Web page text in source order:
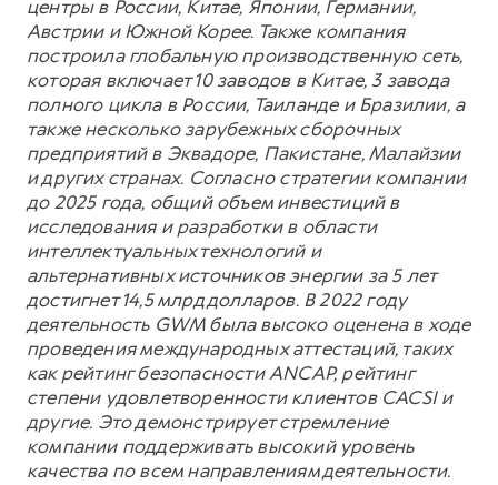
центры в России, Китае, Японии, Германии,
Австрии и Южной Корее. Также компания
построила глобальную производственную сеть,
которая включает 10 заводов в Китае, 3 завода
полного цикла в России, Таиланде и Бразилии, а
также несколько зарубежных сборочных
предприятий в Эквадоре, Пакистане, Малайзии
и других странах. Согласно стратегии компании
до 2025 года, общий объем инвестиций в
исследования и разработки в области
интеллектуальных технологий и
альтернативных источников энергии за 5 лет
достигнет 14,5 млрд долларов. В 2022 году
деятельность GWM была высоко оценена в ходе
проведения международных аттестаций, таких
как рейтинг безопасности ANCAP, рейтинг
степени удовлетворенности клиентов CACSI и
другие. Это демонстрирует стремление
компании поддерживать высокий уровень
качества по всем направлениям деятельности.